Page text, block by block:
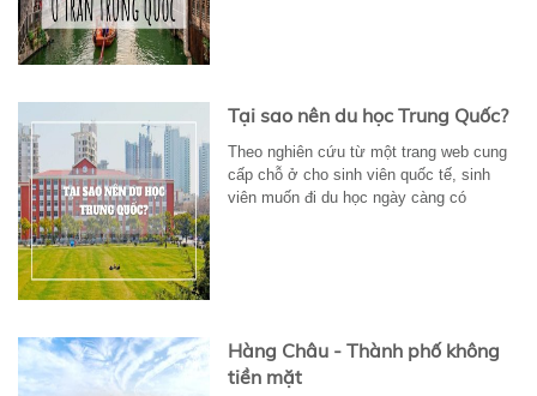
Tại sao nên du học Trung Quốc?
Theo nghiên cứu từ một trang web cung
cấp chỗ ở cho sinh viên quốc tế, sinh
viên muốn đi du học ngày càng có
Hàng Châu - Thành phố không
tiền mặt